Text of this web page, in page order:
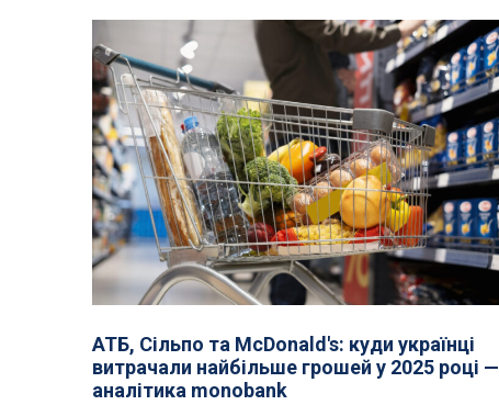
АТБ, Сільпо та McDonald's: куди українці
витрачали найбільше грошей у 2025 році —
аналітика monobank